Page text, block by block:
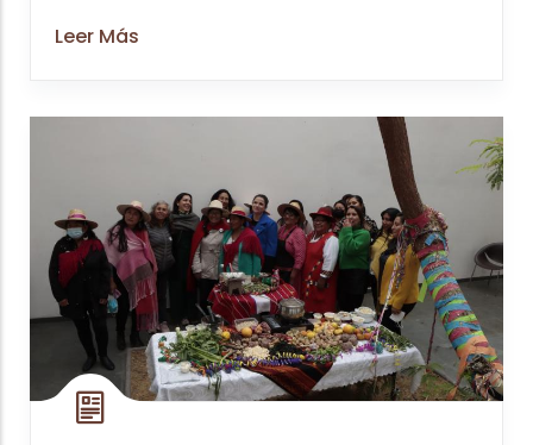
Leer Más